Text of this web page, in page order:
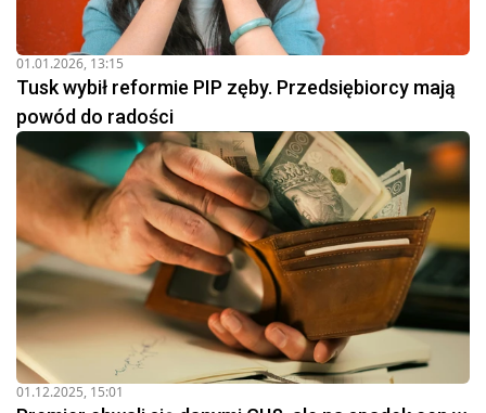
01.01.2026, 13:15
Tusk wybił reformie PIP zęby. Przedsiębiorcy mają
powód do radości
01.12.2025, 15:01